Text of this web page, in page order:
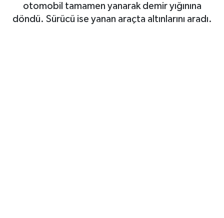
otomobil tamamen yanarak demir yığınına
döndü. Sürücü ise yanan araçta altınlarını aradı.